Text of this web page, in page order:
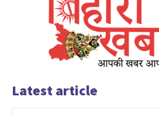
Latest article